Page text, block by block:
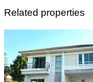
Related properties